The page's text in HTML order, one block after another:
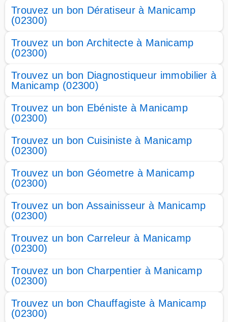
Trouvez un bon Dératiseur à Manicamp
(02300)
Trouvez un bon Architecte à Manicamp
(02300)
Trouvez un bon Diagnostiqueur immobilier à
Manicamp (02300)
Trouvez un bon Ebéniste à Manicamp
(02300)
Trouvez un bon Cuisiniste à Manicamp
(02300)
Trouvez un bon Géometre à Manicamp
(02300)
Trouvez un bon Assainisseur à Manicamp
(02300)
Trouvez un bon Carreleur à Manicamp
(02300)
Trouvez un bon Charpentier à Manicamp
(02300)
Trouvez un bon Chauffagiste à Manicamp
(02300)